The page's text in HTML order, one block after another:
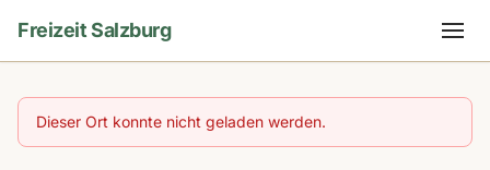
Freizeit Salzburg
Dieser Ort konnte nicht geladen werden.